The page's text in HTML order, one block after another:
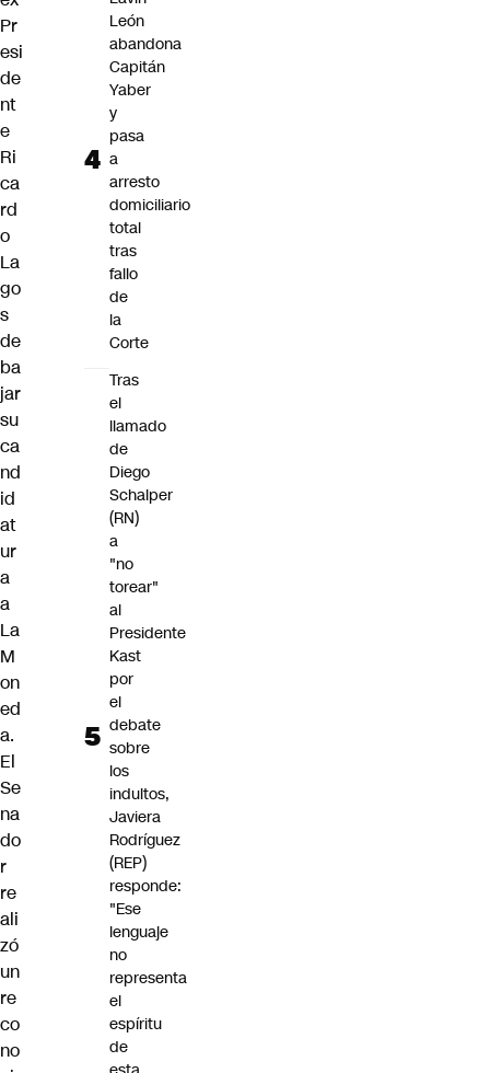
Pr
esi
de
nt
e
Ri
ca
rd
o
La
go
s
de
ba
jar
su
ca
nd
id
at
ur
a
a
La
M
on
ed
a.
El
Se
na
do
r
re
ali
zó
un
re
co
no
León
abandona
Capitán
Yaber
y
pasa
a
arresto
domiciliario
total
tras
fallo
de
la
Corte
Tras
el
llamado
de
Diego
Schalper
(RN)
a
"no
torear"
al
Presidente
Kast
por
el
debate
sobre
los
indultos,
Javiera
Rodríguez
(REP)
responde:
"Ese
lenguaje
no
representa
el
espíritu
de